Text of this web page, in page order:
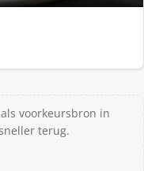
voorkeursbron in
terug.